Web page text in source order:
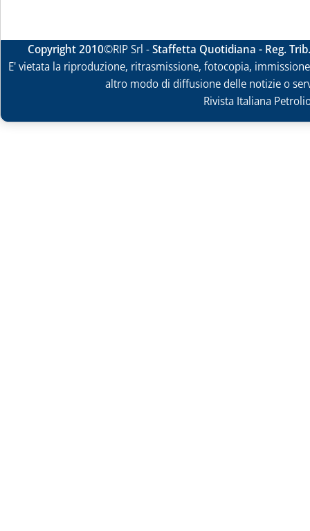
Copyright 2010©RIP Srl -Staffetta Quotidiana - Reg.
E' vietata la riproduzione, ritrasmissione, fotocopia,
altro modo di diffusione delle notizie o
Rivista Italiana